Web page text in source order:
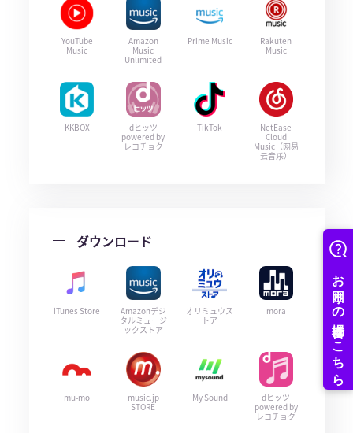
YouTube
Music
Amazon
Music
Unlimited
Prime Music
Rakuten
Music
KKBOX
dヒッツ
powered by
レコチョク
TikTok
NetEase
Cloud
Music（网易
云音乐）
ダウンロード
iTunes Store
Amazonデジ
タルミュージ
ックストア
オリミュウス
トア
mora
mu-mo
music.jp
STORE
My Sound
dヒッツ
powered by
レコチョク